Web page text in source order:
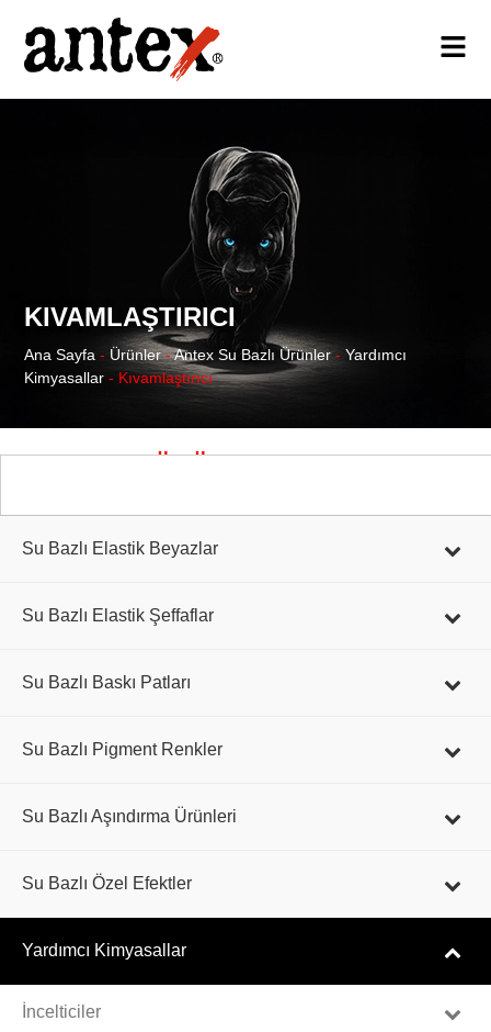
KIVAMLAŞTIRICI
Ana Sayfa - Ürünler-Antex Su Bazlı Ürünler -Yardımcı
Kimyasallar - Kıvamlaştırıcı
SU BAZLI ÜRÜNLER
Su Bazlı Elastik Beyazlar
Su Bazlı Elastik Şeffaflar
Su Bazlı Baskı Patları
Su Bazlı Pigment Renkler
Su Bazlı Aşındırma Ürünleri
Su Bazlı Özel Efektler
Yardımcı Kimyasallar
İncelticiler